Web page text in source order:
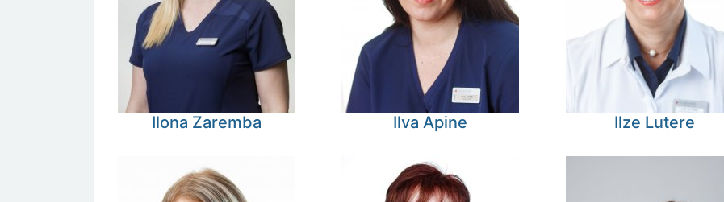
Ilona Zaremba IlvaApine Ilze Lutere